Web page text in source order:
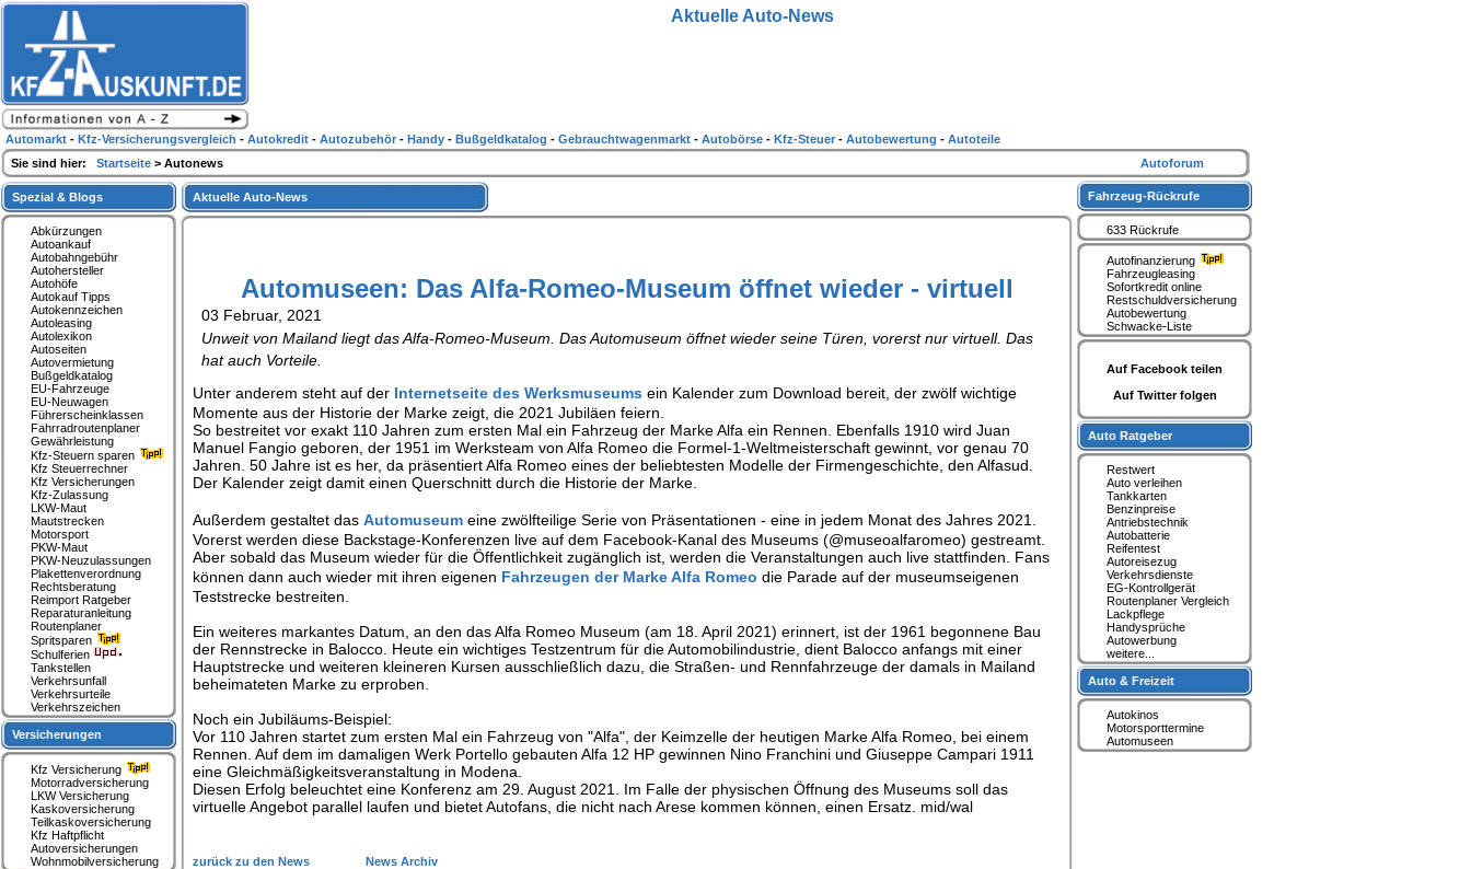
Aktuelle Auto-News
Automuseen: Das Alfa-Romeo-Museum öffnet wieder - virtuell
03 Februar, 2021
Unweit von Mailand liegt das Alfa-Romeo-Museum. Das Automuseum öffnet wieder seine Türen, vorerst nur virtuell. Das
hat auch Vorteile.
Unter anderem steht auf der Internetseite des Werksmuseums ein Kalender zum Download bereit, der zwölf wichtige
Momente aus der Historie der Marke zeigt, die 2021 Jubiläen feiern.
So bestreitet vor exakt 110 Jahren zum ersten Mal ein Fahrzeug der Marke Alfa ein Rennen. Ebenfalls 1910 wird Juan
Manuel Fangio geboren, der 1951 im Werksteam von Alfa Romeo die Formel-1-Weltmeisterschaft gewinnt, vor genau 70
Jahren. 50 Jahre ist es her, da präsentiert Alfa Romeo eines der beliebtesten Modelle der Firmengeschichte, den Alfasud.
Der Kalender zeigt damit einen Querschnitt durch die Historie der Marke.
Außerdem gestaltet das Automuseum eine zwölfteilige Serie von Präsentationen - eine in jedem Monat des Jahres 2021.
Vorerst werden diese Backstage-Konferenzen live auf dem Facebook-Kanal des Museums (@museoalfaromeo) gestreamt.
Aber sobald das Museum wieder für die Öffentlichkeit zugänglich ist, werden die Veranstaltungen auch live stattfinden. Fans
können dann auch wieder mit ihren eigenen Fahrzeugen der Marke Alfa Romeo die Parade auf der museumseigenen
Teststrecke bestreiten.
Ein weiteres markantes Datum, an den das Alfa Romeo Museum (am 18. April 2021) erinnert, ist der 1961 begonnene Bau
der Rennstrecke in Balocco. Heute ein wichtiges Testzentrum für die Automobilindustrie, dient Balocco anfangs mit einer
Hauptstrecke und weiteren kleineren Kursen ausschließlich dazu, die Straßen- und Rennfahrzeuge der damals in Mailand
beheimateten Marke zu erproben.
Noch ein Jubiläums-Beispiel:
Vor 110 Jahren startet zum ersten Mal ein Fahrzeug von "Alfa", der Keimzelle der heutigen Marke Alfa Romeo, bei einem
Rennen. Auf dem im damaligen Werk Portello gebauten Alfa 12 HP gewinnen Nino Franchini und Giuseppe Campari 1911
eine Gleichmäßigkeitsveranstaltung in Modena.
Diesen Erfolg beleuchtet eine Konferenz am 29. August 2021. Im Falle der physischen Öffnung des Museums soll das
virtuelle Angebot parallel laufen und bietet Autofans, die nicht nach Arese kommen können, einen Ersatz. mid/wal
zurück zu den News News Archiv
Spezial & Blogs
Abkürzungen
Autoankauf
Autobahngebühr
Autohersteller
Autohöfe
Autokauf Tipps
Autokennzeichen
Autoleasing
Autolexikon
Autoseiten
Autovermietung
Bußgeldkatalog
EU-Fahrzeuge
EU-Neuwagen
Führerscheinklassen
Fahrradroutenplaner
Gewährleistung
Kfz-Steuern sparen
Kfz Steuerrechner
Kfz Versicherungen
Kfz-Zulassung
LKW-Maut
Mautstrecken
Motorsport
PKW-Maut
PKW-Neuzulassungen
Plakettenverordnung
Rechtsberatung
Reimport Ratgeber
Reparaturanleitung
Routenplaner
Spritsparen
Schulferien
Tankstellen
Verkehrsunfall
Verkehrsurteile
Verkehrszeichen
Versicherungen
Kfz Versicherung
Motorradversicherung
LKW Versicherung
Kaskoversicherung
Teilkaskoversicherung
Kfz Haftpflicht
Autoversicherungen
Wohnmobilversicherung
Fahrzeug-Rückrufe
633 Rückrufe
Autofinanzierung
Fahrzeugleasing
Sofortkredit online
Restschuldversicherung
Autobewertung
Schwacke-Liste
Auf Facebook teilen
Auf Twitter folgen
Auto Ratgeber
Restwert
Auto verleihen
Tankkarten
Benzinpreise
Antriebstechnik
Autobatterie
Reifentest
Autoreisezug
Verkehrsdienste
EG-Kontrollgerät
Routenplaner Vergleich
Lackpflege
Handysprüche
Autowerbung
weitere...
Auto & Freizeit
Autokinos
Motorsporttermine
Automuseen
Aktuelle Auto-News
Automarkt - Kfz-Versicherungsvergleich - Autokredit - Autozubehör - Handy - Bußgeldkatalog - Gebrauchtwagenmarkt - Autobörse - Kfz-Steuer - Autobewertung - Autoteile
Sie sind hier: Startseite > Autonews Autoforum